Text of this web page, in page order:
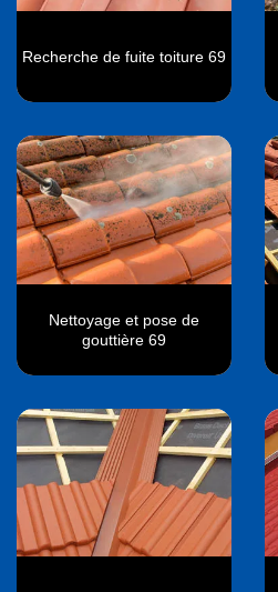
Recherche de fuite toiture 69
Nettoyage et pose de
gouttière 69